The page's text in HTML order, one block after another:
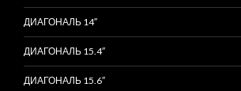
ДИАГОНАЛЬ 14″
ДИАГОНАЛЬ 15.4″
ДИАГОНАЛЬ 15.6″